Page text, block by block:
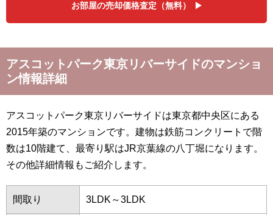
お部屋の売却価格査定（無料）
アスコットパーク東京リバーサイドのマンショ
ン情報詳細
アスコットパーク東京リバーサイドは東京都中央区にある
2015年築のマンションです。建物は鉄筋コンクリートで階
数は10階建て、最寄り駅はJR京葉線の八丁堀になります。
その他詳細情報もご紹介します。
間取り 3LDK～3LDK